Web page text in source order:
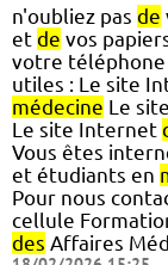
n'oubliez pas de
et de vos
votre téléphone
utiles : Le site
médecine Le
Le site Internet
Vous êtes
et étudiants en
Pour nous
cellule
des Affaires